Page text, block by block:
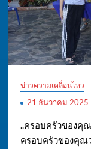
ข่าวความเคลื่อนไหว
21 ธันวาคม 2025
..ครอบครัวของคุ
ครอบครัวของคุณ